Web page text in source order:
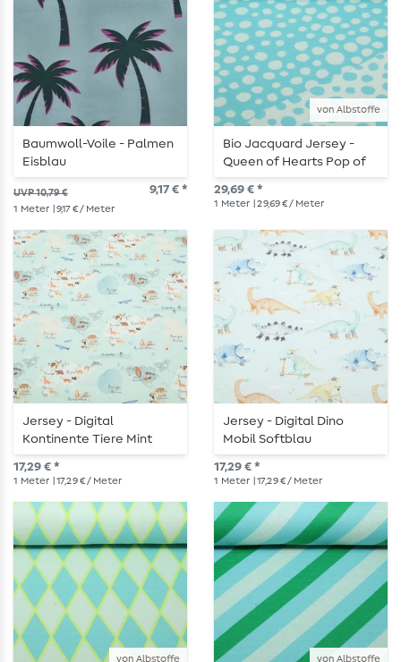
Baumwoll-Voile - Palmen
Eisblau
UVP 10,79 € 9,17 € *
1 Meter | 9,17 € / Meter
von Albstoffe
Bio Jacquard Jersey -
Queen of Hearts Pop of
Love Doubleface Türkis
29,69 € *
1 Meter | 29,69 € / Meter
Jersey - Digital
Kontinente Tiere Mint
17,29 € *
1 Meter | 17,29 € / Meter
Jersey - Digital Dino
Mobil Softblau
17,29 € *
1 Meter | 17,29 € / Meter
von Albstoffe von Albstoffe